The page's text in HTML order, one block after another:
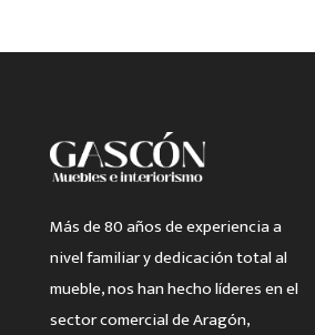
Más de 80 años de experiencia a
nivel familiar y dedicación total al
mueble, nos han hecho líderes en el
sector comercial de Aragón,